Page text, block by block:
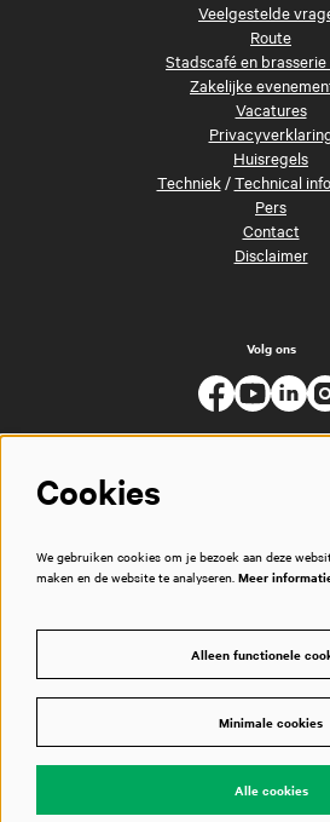
Veelgestelde
Route
Stadscafé en
Zakelijke
Vacatures
Huisregels
Techniek/Technical
Pers
Contact
Disclaimer
Volg ons
Powered by
Cookies
We gebruiken cookies om je bezoek aan deze
maken en de website te analyseren. Meer
Alleen functionele
Minimale cookies
Alle cookies